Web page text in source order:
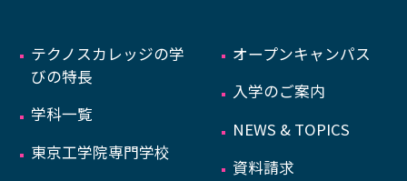
テクノスカレッジの学
びの特長
学科一覧
東京工学院専門学校
オープンキャンパス
入学のご案内
NEWS & TOPICS
資料請求